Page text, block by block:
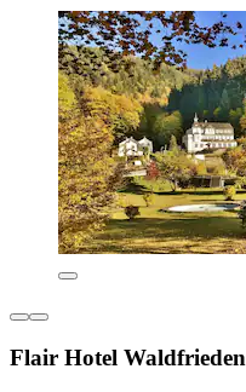
Flair Hotel Waldfrieden